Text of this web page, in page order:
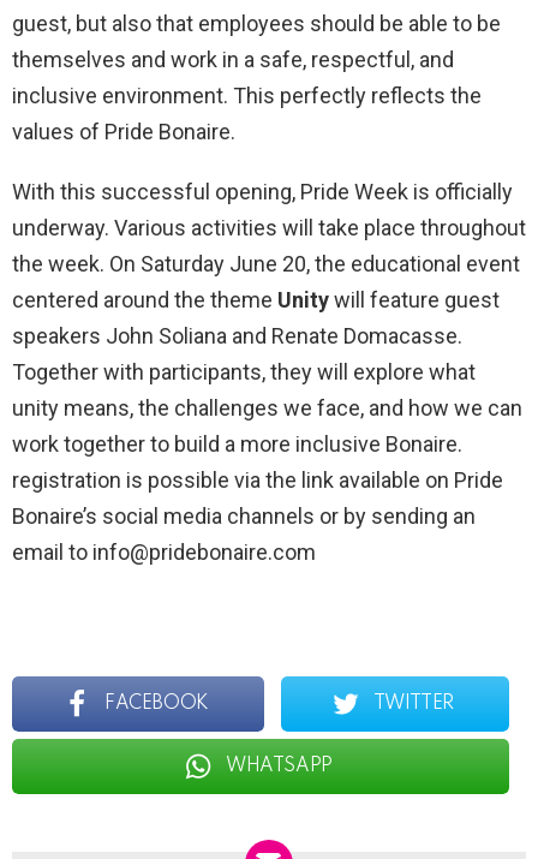
guest, but also that employees should be able to be
themselves and work in a safe, respectful, and
inclusive environment. This perfectly reflects the
values of Pride Bonaire.
With this successful opening, Pride Week is officially
underway. Various activities will take place throughout
the week. On Saturday June 20, the educational event
centered around the theme Unitywill feature guest
speakers John Soliana and Renate Domacasse.
Together with participants, they will explore what
unity means, the challenges we face, and how we can
work together to build a more inclusive Bonaire.
registration is possible via the link available on Pride
Bonaire’s social media channels or by sending an
email to info@pridebonaire.com
FACEBOOK TWITTER
WHATSAPP